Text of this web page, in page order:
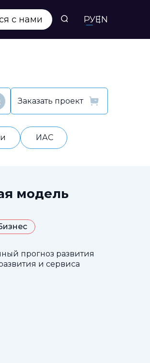
с нами РУEN
Заказать проект
ИАС
модель
прогноз развития
и сервиса